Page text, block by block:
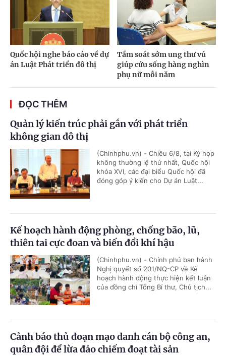
Quốc hội nghe báo cáo về dự
án Luật Phát triển đô thị
Tầm soát sớm ung thư vú
giúp cứu sống hàng nghìn
phụ nữ mỗi năm
ĐỌC THÊM
Quản lý kiến trúc phải gắn với phát triển
không gian đô thị
(Chinhphu.vn) - Chiều 6/8, tại Kỳ họp
không thường lệ thứ nhất, Quốc hội
khóa XVI, các đại biểu Quốc hội đã
đóng góp ý kiến cho Dự án Luật...
Kế hoạch hành động phòng, chống bão, lũ,
thiên tai cực đoan và biến đổi khí hậu
(Chinhphu.vn) - Chính phủ ban hành
Nghị quyết số 201/NQ-CP về Kế
hoạch hành động thực hiện kết luận
của đồng chí Tổng Bí thư, Chủ tịch...
Cảnh báo thủ đoạn mạo danh cán bộ công an,
quân đội để lừa đảo chiếm đoạt tài sản